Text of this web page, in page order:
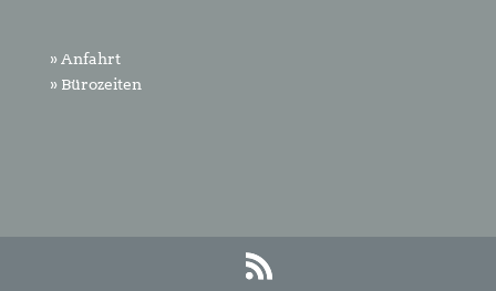
» Anfahrt
» Bürozeiten